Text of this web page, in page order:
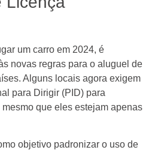
um carro em 2024, é
novas regras para o aluguel de
Alguns locais agora exigem
para Dirigir (PID) para
que eles estejam apenas
objetivo padronizar o uso de